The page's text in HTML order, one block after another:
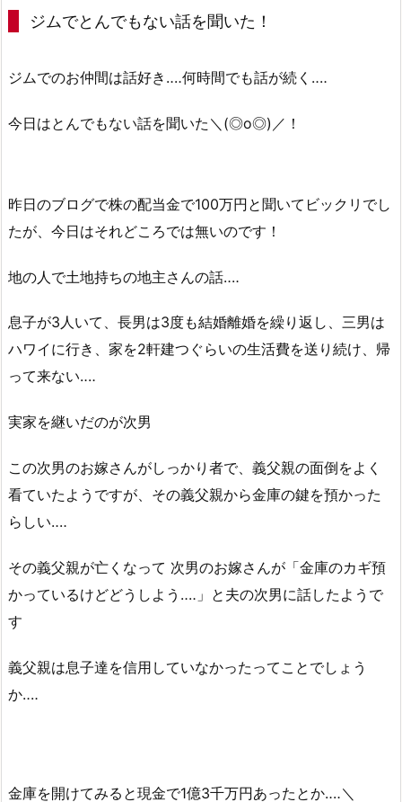
ジムでとんでもない話を聞いた！
ジムでのお仲間は話好き‥‥何時間でも話が続く‥‥
今日はとんでもない話を聞いた＼(◎o◎)／！
昨日のブログで株の配当金で100万円と聞いてビックリでし
たが、今日はそれどころでは無いのです！
地の人で土地持ちの地主さんの話‥‥
息子が3人いて、長男は3度も結婚離婚を繰り返し、三男は
ハワイに行き、家を2軒建つぐらいの生活費を送り続け、帰
って来ない‥‥
実家を継いだのが次男
この次男のお嫁さんがしっかり者で、義父親の面倒をよく
看ていたようですが、その義父親から金庫の鍵を預かった
らしい‥‥
その義父親が亡くなって 次男のお嫁さんが「金庫のカギ預
かっているけどどうしよう‥‥」と夫の次男に話したようで
す
義父親は息子達を信用していなかったってことでしょう
か‥‥
金庫を開けてみると現金で1億3千万円あったとか‥‥＼